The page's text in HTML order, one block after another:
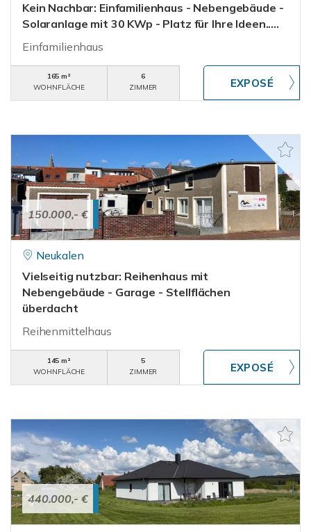
Kein Nachbar: Einfamilienhaus - Nebengebäude -
Solaranlage mit 30 KWp - Platz für Ihre Ideen.....
Einfamilienhaus
165 m²
WOHNFLÄCHE
6
ZIMMER
150.000,- €
Neukalen
Vielseitig nutzbar: Reihenhaus mit
Nebengebäude - Garage - Stellflächen
überdacht
Reihenmittelhaus
145 m²
WOHNFLÄCHE
5
ZIMMER
440.000,- €